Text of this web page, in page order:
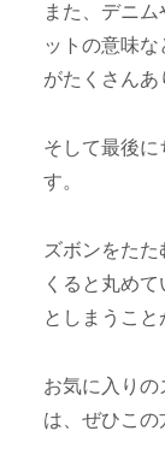
また、デニ
ットの意味
がたくさんあ
そして最後に
す。
ズボンをた
くると丸め
としまうこと
お気に入りの
は、ぜひこの